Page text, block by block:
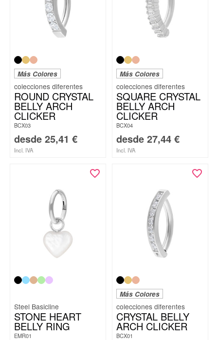
Más Colores
ROUND CRYSTAL
BELLY ARCH
CLICKER
BCX03
desde 25,41 €
Incl. IVA
Más Colores
SQUARE CRYSTAL
BELLY ARCH
CLICKER
BCX04
desde 27,44 €
Incl. IVA
Steel Basicline
STONE HEART
BELLY RING
EMR01
Más Colores
CRYSTAL BELLY
ARCH CLICKER
BCX01